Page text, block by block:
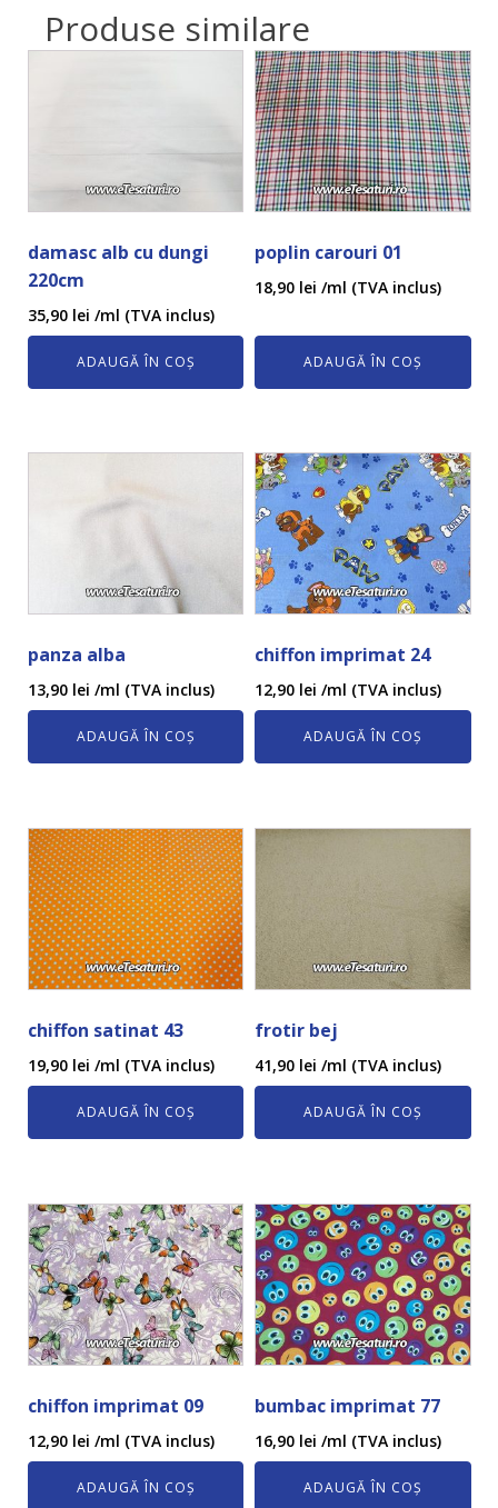
Produse similare
damasc alb cu dungi
220cm
35,90 lei /ml (TVA inclus)
ADAUGĂ ÎN COȘ
poplin carouri 01
18,90 lei /ml (TVA inclus)
ADAUGĂ ÎN COȘ
panza alba
13,90 lei /ml (TVA inclus)
ADAUGĂ ÎN COȘ
chiffon imprimat 24
12,90 lei /ml (TVA inclus)
ADAUGĂ ÎN COȘ
chiffon satinat 43
19,90 lei /ml (TVA inclus)
ADAUGĂ ÎN COȘ
frotir bej
41,90 lei /ml (TVA inclus)
ADAUGĂ ÎN COȘ
chiffon imprimat 09
12,90 lei /ml (TVA inclus)
ADAUGĂ ÎN COȘ
bumbac imprimat 77
16,90 lei /ml (TVA inclus)
ADAUGĂ ÎN COȘ